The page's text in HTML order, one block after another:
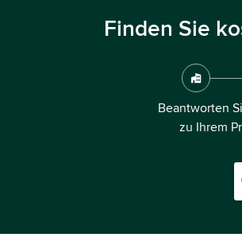
Finden Sie
Beantworten
zu Ihrem